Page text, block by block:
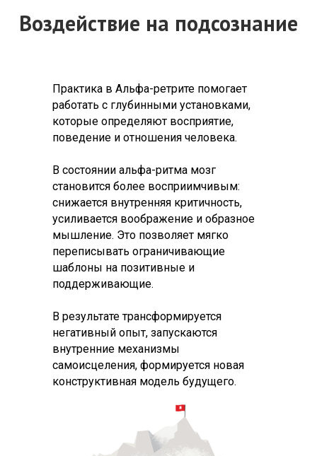
Воздействие на подсознание
Практика в Альфа-ретрите помогает
работать с глубинными установками,
которые определяют восприятие,
поведение и отношения человека.
В состоянии альфа-ритма мозг
становится более восприимчивым:
снижается внутренняя критичность,
усиливается воображение и образное
мышление. Это позволяет мягко
переписывать ограничивающие
шаблоны на позитивные и
поддерживающие.
В результате трансформируется
негативный опыт, запускаются
внутренние механизмы
самоисцеления, формируется новая
конструктивная модель будущего.